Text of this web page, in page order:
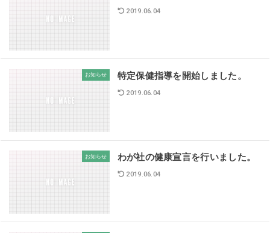
2019.06.04
お知らせ 特定保健指導を開始しました。
2019.06.04
お知らせ わが社の健康宣言を行いました。
2019.06.04